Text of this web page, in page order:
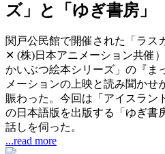
ズ」と「ゆぎ書房」
関戸公民館で開催された「ラス
✕ (株)日本アニメーション共催
かいぶつ絵本シリーズ」の『ま
メーションの上映と読み聞かせ
賑わった。今回は「アイスラン
の日本語版を出版する「ゆぎ書
話しを伺った。
...read more